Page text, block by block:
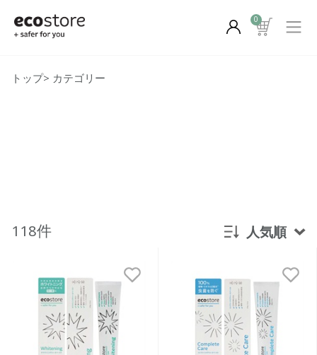
0
トップ> カテゴリー
118件 人気順
発売日順
価格が安い
価格が高い